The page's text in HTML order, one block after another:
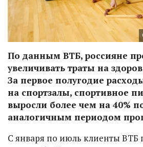
По данным ВТБ, россияне
увеличивать траты на
За первое полугодие
на спортзалы, спортивное
выросли более чем на 40%
аналогичным периодом
С января по июль клиенты ВТБ